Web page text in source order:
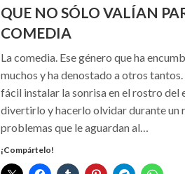
QUE NO SÓLO VALÍAN
COMEDIA
La comedia. Ese género que ha
muchos y ha denostado a otros tantos.
fácil instalar la sonrisa en el rostro del
divertirlo y hacerlo olvidar durante un
problemas que le aguardan al…
¡Compártelo!